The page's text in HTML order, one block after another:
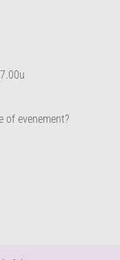
of evenement?